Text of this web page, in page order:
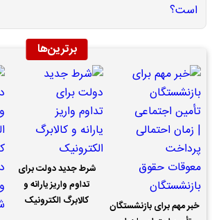
برترین‌ها
خبر مهم برای بازنشستگان
شرط جدید دولت برای
تداوم واریز یارانه و
کالابرگ الکترونیک